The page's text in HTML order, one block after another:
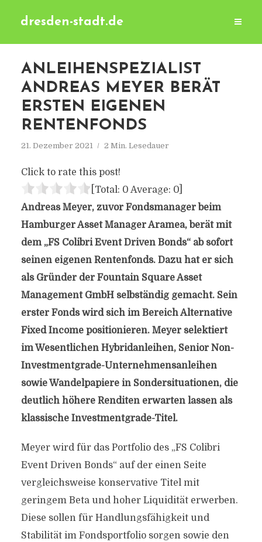
dresden-stadt.de
ANLEIHENSPEZIALIST
ANDREAS MEYER BERÄT
ERSTEN EIGENEN
RENTENFONDS
21. Dezember 2021 2 Min. Lesedauer
Click to rate this post!
[Total: 0 Average: 0]
Andreas Meyer, zuvor Fondsmanager beim
Hamburger Asset Manager Aramea, berät mit
dem „FS Colibri Event Driven Bonds“ ab sofort
seinen eigenen Rentenfonds. Dazu hat er sich
als Gründer der Fountain Square Asset
Management GmbH selbständig gemacht. Sein
erster Fonds wird sich im Bereich Alternative
Fixed Income positionieren. Meyer selektiert
im Wesentlichen Hybridanleihen, Senior Non-
Investmentgrade-Unternehmensanleihen
sowie Wandelpapiere in Sondersituationen, die
deutlich höhere Renditen erwarten lassen als
klassische Investmentgrade-Titel.
Meyer wird für das Portfolio des „FS Colibri
Event Driven Bonds“ auf der einen Seite
vergleichsweise konservative Titel mit
geringem Beta und hoher Liquidität erwerben.
Diese sollen für Handlungsfähigkeit und
Stabilität im Fondsportfolio sorgen sowie den